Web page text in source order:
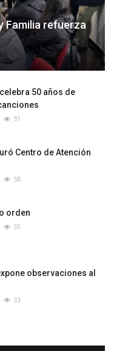
Familia refuerza
50 años de
31
Centro de Atención
38
orden
35
observaciones al
33